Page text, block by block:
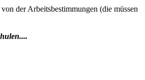
der Arbeitsbestimmungen (die müssen